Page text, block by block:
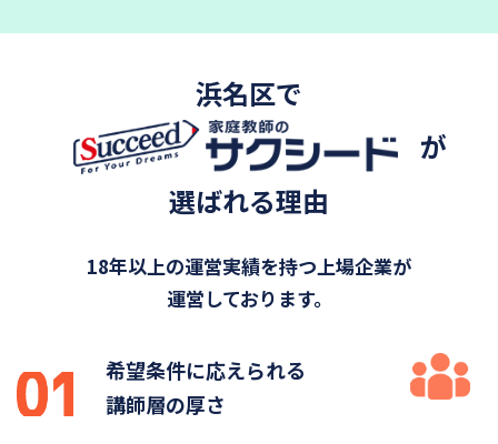
浜名区で
が
選ばれる理由
18年以上の運営実績を持つ上場企業が
運営しております。
希望条件に応えられる
講師層の厚さ